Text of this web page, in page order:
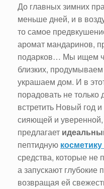
До главных зимних
меньше дней, и в
то самое
аромат мандаринов,
подарков… Мы ищем
близких,
украшаем дом. И в
порадовать не
встретить Новый год
сияющей и
предлагает
пептидную
средства, которые не
а запускают глубокие
возвращая ей